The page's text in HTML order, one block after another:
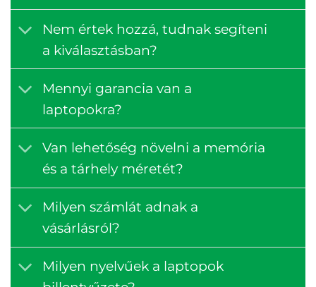
Nem értek hozzá, tudnak segíteni
a kiválasztásban?
Mennyi garancia van a
laptopokra?
Van lehetőség növelni a memória
és a tárhely méretét?
Milyen számlát adnak a
vásárlásról?
Milyen nyelvűek a laptopok